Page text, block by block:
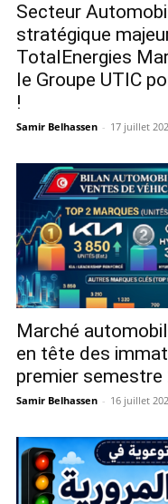
Secteur
stratégique
TotalEnergies
le Groupe UTIC
!
Samir Belhassen - 17 juillet
Marché
en tête des
premier semestre
Samir Belhassen - 16 juillet